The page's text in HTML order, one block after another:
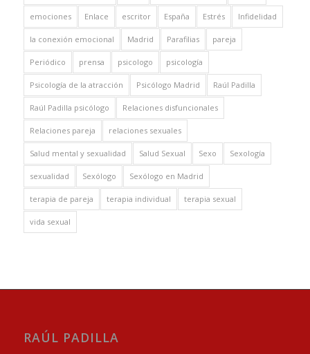
emociones Enlace escritor España Estrés Infidelidad
la conexión emocional Madrid Parafilias pareja
Periódico prensa psicologo psicología
Psicología de la atracción Psicólogo Madrid Raúl Padilla
Raúl Padilla psicólogo Relaciones disfuncionales
Relaciones pareja relaciones sexuales
Salud mental y sexualidad Salud Sexual Sexo Sexología
sexualidad Sexólogo Sexólogo en Madrid
terapia de pareja terapia individual terapia sexual
vida sexual
RAÚL PADILLA